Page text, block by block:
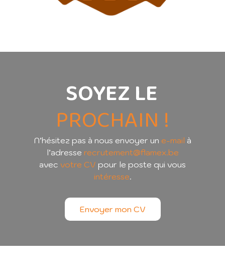
SOYEZ LE
PROCHAIN !
N’hésitez pas à nous envoyer un e-mail à
l’adresse recrutement@flamex.be
avec votre CV pour le poste qui vous
intéresse.
Envoyer mon CV